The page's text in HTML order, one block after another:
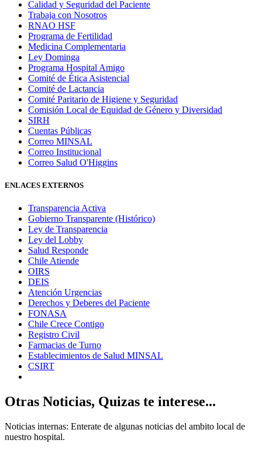
Calidad y Seguridad del Paciente
Trabaja con Nosotros
RNAO HSF
Programa de Fertilidad
Medicina Complementaria
Ley Dominga
Programa Hospital Amigo
Comité de Ética Asistencial
Comité de Lactancia
Comité Paritario de Higiene y Seguridad
Comisión Local de Equidad de Género y Diversidad
SIRH
Cuentas Públicas
Correo MINSAL
Correo Institucional
Correo Salud O'Higgins
ENLACES EXTERNOS
Transparencia Activa
Gobierno Transparente (Histórico)
Ley de Transparencia
Ley del Lobby
Salud Responde
Chile Atiende
OIRS
DEIS
Atención Urgencias
Derechos y Deberes del Paciente
FONASA
Chile Crece Contigo
Registro Civil
Farmacias de Turno
Establecimientos de Salud MINSAL
CSIRT
Otras Noticias, Quizas te interese...
Noticias internas: Enterate de algunas noticias del ambito local de
nuestro hospital.